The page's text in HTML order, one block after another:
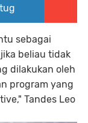
sebagai
beliau tidak
dilakukan oleh
program yang
Tandes Leo